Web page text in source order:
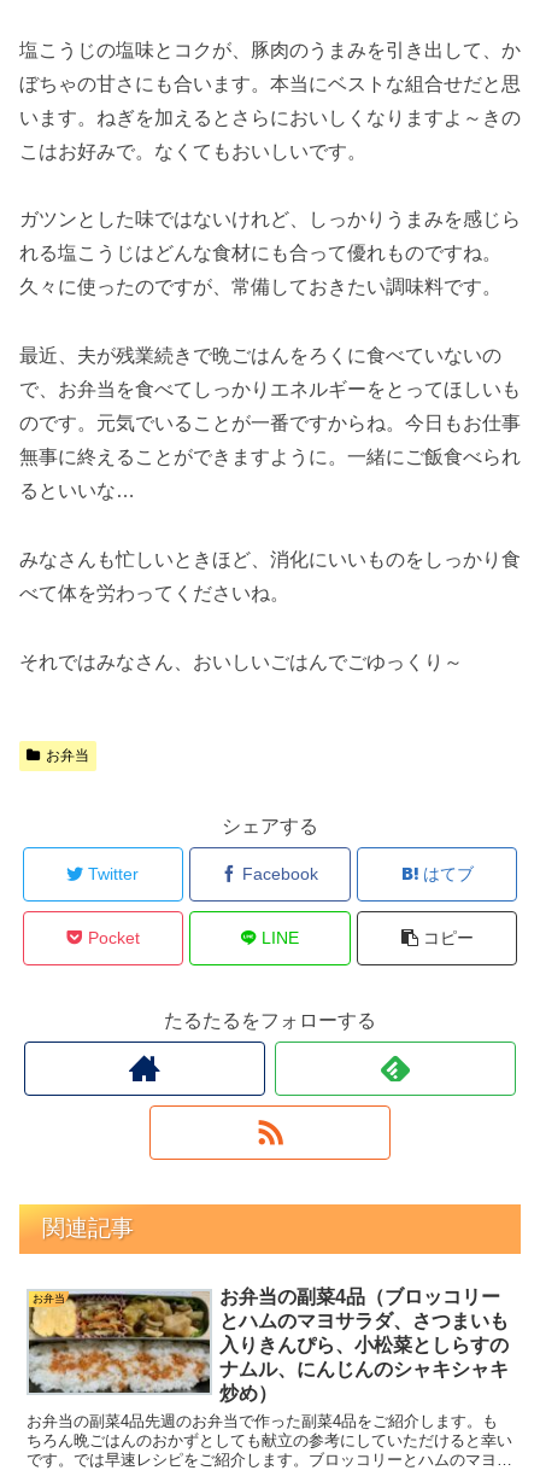
塩こうじの塩味とコクが、豚肉のうまみを引き出して、か
ぼちゃの甘さにも合います。本当にベストな組合せだと思
います。ねぎを加えるとさらにおいしくなりますよ～きの
こはお好みで。なくてもおいしいです。
ガツンとした味ではないけれど、しっかりうまみを感じら
れる塩こうじはどんな食材にも合って優れものですね。
久々に使ったのですが、常備しておきたい調味料です。
最近、夫が残業続きで晩ごはんをろくに食べていないの
で、お弁当を食べてしっかりエネルギーをとってほしいも
のです。元気でいることが一番ですからね。今日もお仕事
無事に終えることができますように。一緒にご飯食べられ
るといいな…
みなさんも忙しいときほど、消化にいいものをしっかり食
べて体を労わってくださいね。
それではみなさん、おいしいごはんでごゆっくり～
お弁当
シェアする
Twitter Facebook はてブ
Pocket LINE コピー
たるたるをフォローする
関連記事
お弁当
お弁当の副菜4品（ブロッコリー
とハムのマヨサラダ、さつまいも
入りきんぴら、小松菜としらすの
ナムル、にんじんのシャキシャキ
炒め）
お弁当の副菜4品先週のお弁当で作った副菜4品をご紹介します。も
ちろん晩ごはんのおかずとしても献立の参考にしていただけると幸い
です。では早速レシピをご紹介します。ブロッコリーとハムのマヨサ